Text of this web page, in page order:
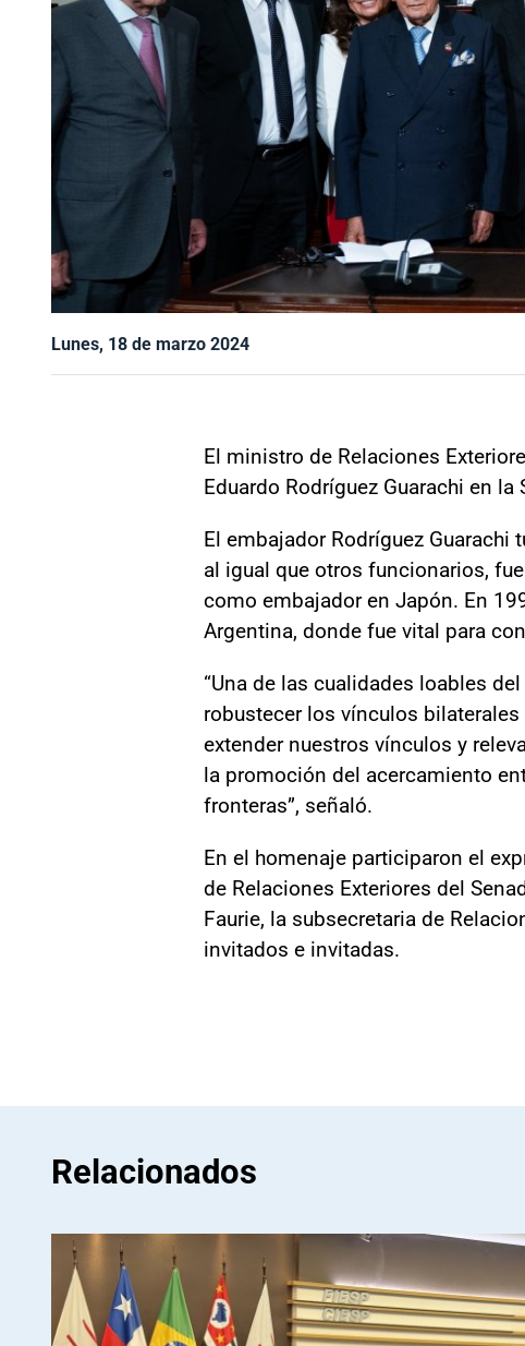
Lunes, 18 de marzo 2024
El ministro de Relaciones
Eduardo Rodríguez Guarachi en
El embajador Rodríguez
al igual que otros funcionarios,
como embajador en Japón. En
Argentina, donde fue vital para
“Una de las cualidades loables
robustecer los vínculos
extender nuestros vínculos y
la promoción del acercamiento
fronteras”, señaló.
En el homenaje participaron el
de Relaciones Exteriores del
Faurie, la subsecretaria de
invitados e invitadas.
Relacionados